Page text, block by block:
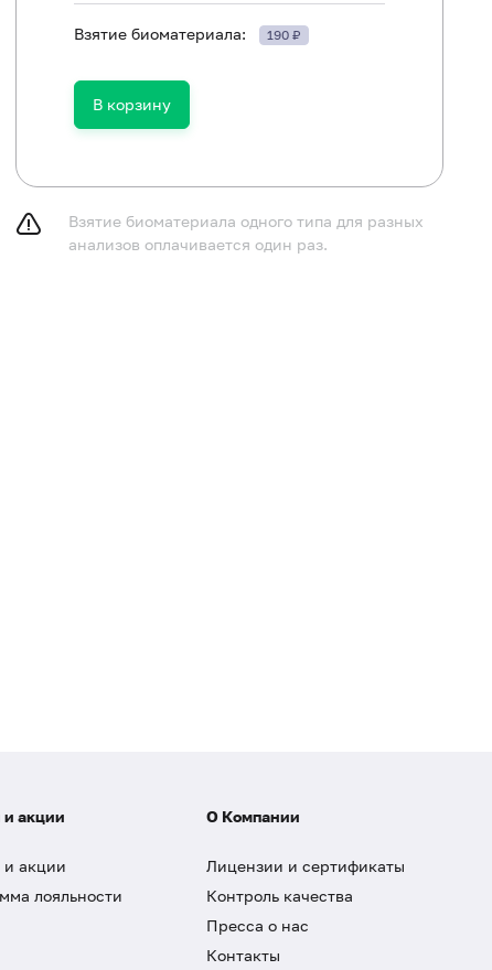
в течение 30 минут до исследования.
Взятие биоматериала: 190 ₽
В корзину
Взятие биоматериала одного типа для разных
анализов оплачивается один раз.
акции
акции
лояльности
О Компании
Лицензии и сертификаты
Контроль качества
Пресса о нас
Контакты